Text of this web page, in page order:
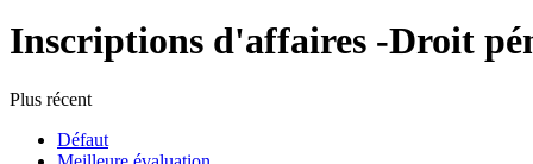
Inscriptions d'affaires -Droit
Plus récent
Défaut